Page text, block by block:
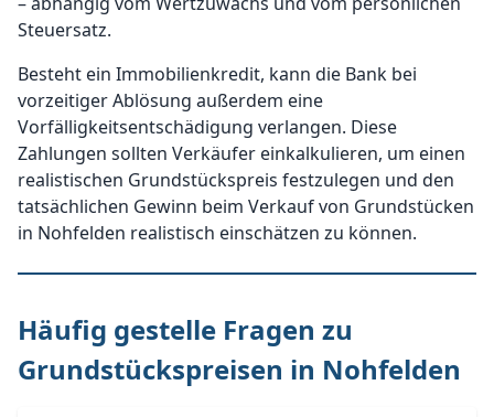
Steuersatz.
Besteht ein Immobilienkredit, kann die Bank bei
vorzeitiger Ablösung außerdem eine
Vorfälligkeitsentschädigung verlangen. Diese
Zahlungen sollten Verkäufer einkalkulieren, um einen
realistischen Grundstückspreis festzulegen und den
tatsächlichen Gewinn beim Verkauf von Grundstücken
in Nohfelden realistisch einschätzen zu können.
Häufig gestelle Fragen zu
Grundstückspreisen in Nohfelden